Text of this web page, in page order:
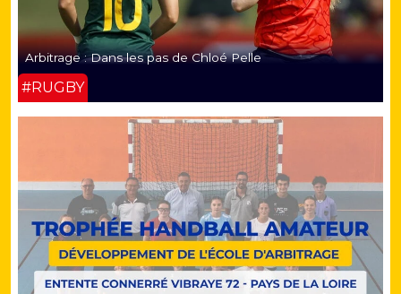
Arbitrage : Dans les pas de Chloé Pelle
#RUGBY